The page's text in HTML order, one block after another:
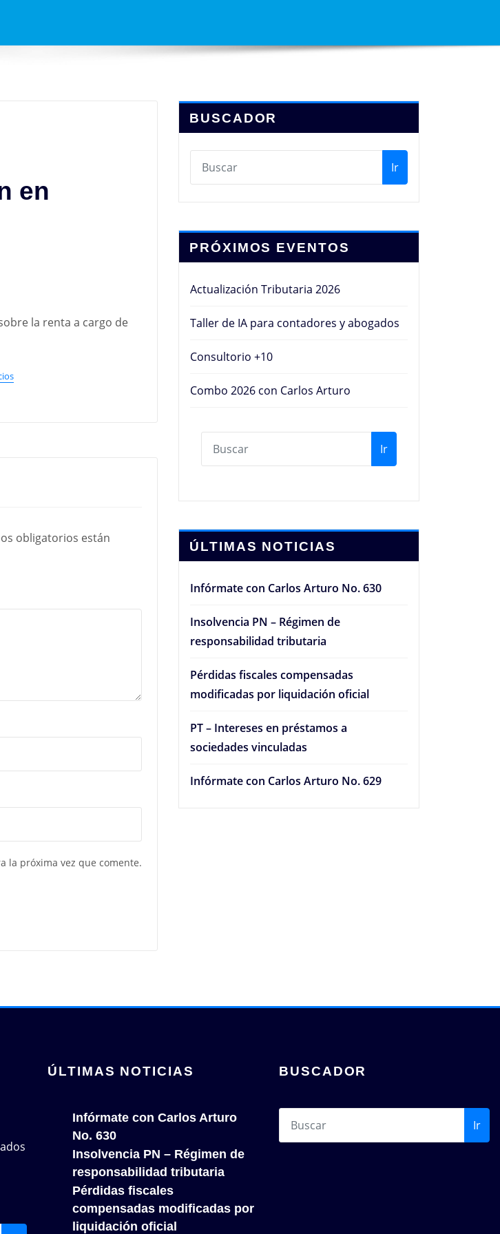
en
la renta a cargo de
obligatorios están
la próxima vez que comente.
BUSCADOR
Ir
PRÓXIMOS EVENTOS
Actualización Tributaria 2026
Taller de IA para contadores y abogados
Consultorio +10
Combo 2026 con Carlos Arturo
Ir
ÚLTIMAS NOTICIAS
Infórmate con Carlos Arturo No. 630
Insolvencia PN – Régimen de
responsabilidad tributaria
Pérdidas fiscales compensadas
modificadas por liquidación oficial
PT – Intereses en préstamos a
sociedades vinculadas
Infórmate con Carlos Arturo No. 629
ÚLTIMAS NOTICIAS
Infórmate con Carlos Arturo
No. 630
Insolvencia PN – Régimen de
responsabilidad tributaria
Pérdidas fiscales
compensadas modificadas por
liquidación oficial
BUSCADOR
Ir